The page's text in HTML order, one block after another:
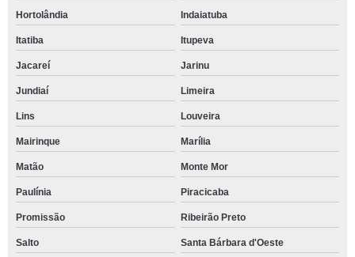
Hortolândia Indaiatuba
Itatiba Itupeva
Jacareí Jarinu
Jundiaí Limeira
Lins Louveira
Mairinque Marília
Matão Monte Mor
Paulínia Piracicaba
Promissão Ribeirão Preto
Salto Santa Bárbara d'Oeste